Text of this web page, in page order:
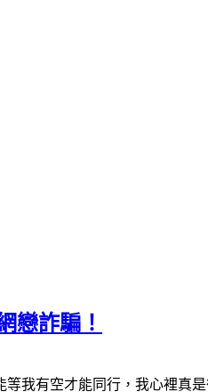
戀詐騙！
我有空才能同行，我心裡真